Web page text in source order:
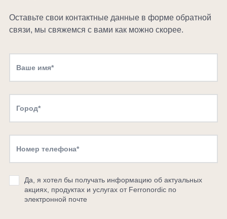
Оставьте свои контактные данные в форме обратной
связи, мы свяжемся с вами как можно скорее.
Да, я хотел бы получать информацию об актуальных
акциях, продуктах и ​​услугах от Ferronordic по
электронной почте